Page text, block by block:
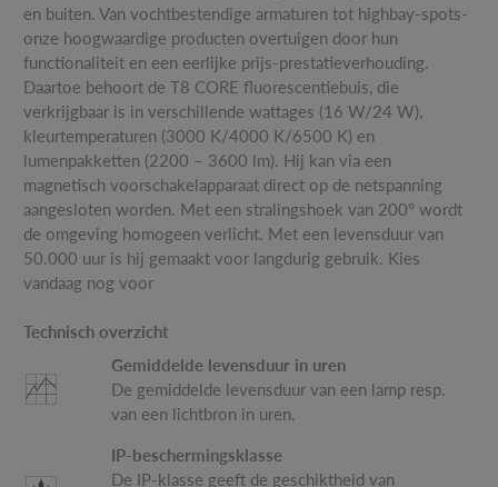
en buiten. Van vochtbestendige armaturen tot highbay-spots-
onze hoogwaardige producten overtuigen door hun
functionaliteit en een eerlijke prijs-prestatieverhouding.
Daartoe behoort de T8 CORE fluorescentiebuis, die
verkrijgbaar is in verschillende wattages (16 W/24 W),
kleurtemperaturen (3000 K/4000 K/6500 K) en
lumenpakketten (2200 – 3600 lm). Hij kan via een
magnetisch voorschakelapparaat direct op de netspanning
aangesloten worden. Met een stralingshoek van 200° wordt
de omgeving homogeen verlicht. Met een levensduur van
50.000 uur is hij gemaakt voor langdurig gebruik. Kies
vandaag nog voor
Technisch overzicht
Gemiddelde levensduur in uren
De gemiddelde levensduur van een lamp resp.
van een lichtbron in uren.
IP-beschermingsklasse
De IP-klasse geeft de geschiktheid van